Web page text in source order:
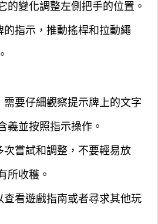
的變化調整左側把手的位置。
指示，推動搖桿和拉動繩
要仔細觀察提示牌上的文字
義並按照指示操作。
嘗試和調整，不要輕易放
所收穫。
看遊戲指南或者尋求其他玩